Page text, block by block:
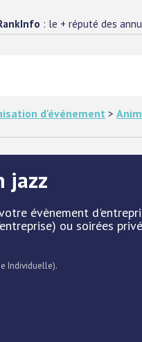
: le + réputé des
d'événement >
jazz
évènement
ou soirées
Individuelle).